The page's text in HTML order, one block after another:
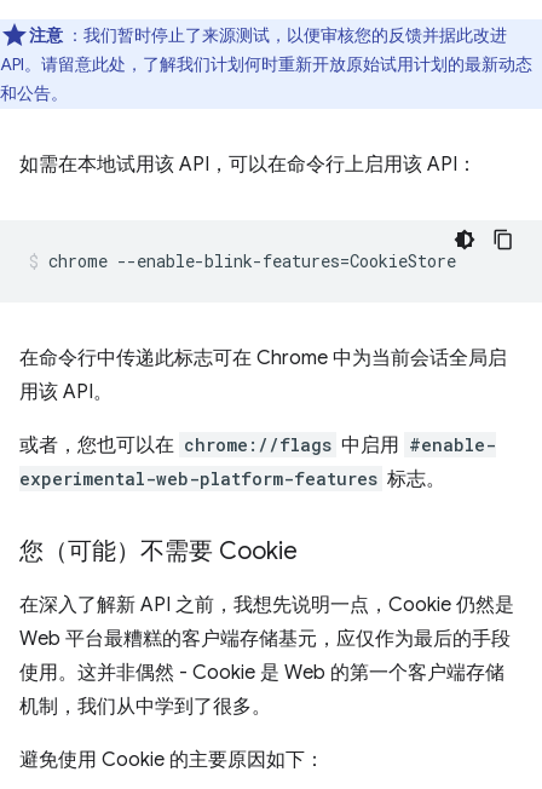
注意 ：我们暂时停止了来源测试，以便审核您的反馈并据此改进
API。请留意此处，了解我们计划何时重新开放原始试用计划的最新动态
和公告。
如需在本地试用该 API，可以在命令行上启用该 API：
在命令行中传递此标志可在 Chrome 中为当前会话全局启
用该 API。
或者，您也可以在 chrome://flags 中启用 #enable-
experimental-web-platform-features 标志。
您（可能）不需要 Cookie
在深入了解新 API 之前，我想先说明一点，Cookie 仍然是
Web 平台最糟糕的客户端存储基元，应仅作为最后的手段
使用。这并非偶然 - Cookie 是 Web 的第一个客户端存储
机制，我们从中学到了很多。
避免使用 Cookie 的主要原因如下：